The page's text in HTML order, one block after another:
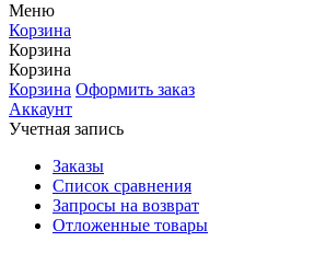
Меню
Корзина
Корзина
Корзина
Корзина Оформить заказ
Аккаунт
Учетная запись
Заказы
Список сравнения
Запросы на возврат
Отложенные товары